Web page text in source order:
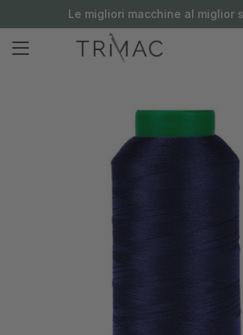
Le migliori macchine al miglior